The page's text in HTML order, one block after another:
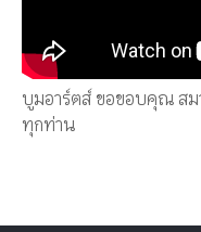
บูมอาร์ตส์ ขอขอบคุณ สม
ทุกท่าน